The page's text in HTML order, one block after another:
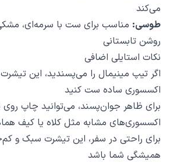
می‌کند
طوسی: مناسب برای ست با سرمه‌ای،
روشن تابستانی
نکات استایلی اضافی
اگر تیپ مینیمال را می‌پسندید، این
اکسسوری ساده ست کنید
برای ظاهر جوان‌پسند، می‌توانید چاپ روی
اکسسوری‌های مشابه مثل کلاه یا کیف
برای راحتی در سفر، این تیشرت سبک و
همیشگی شما باشد